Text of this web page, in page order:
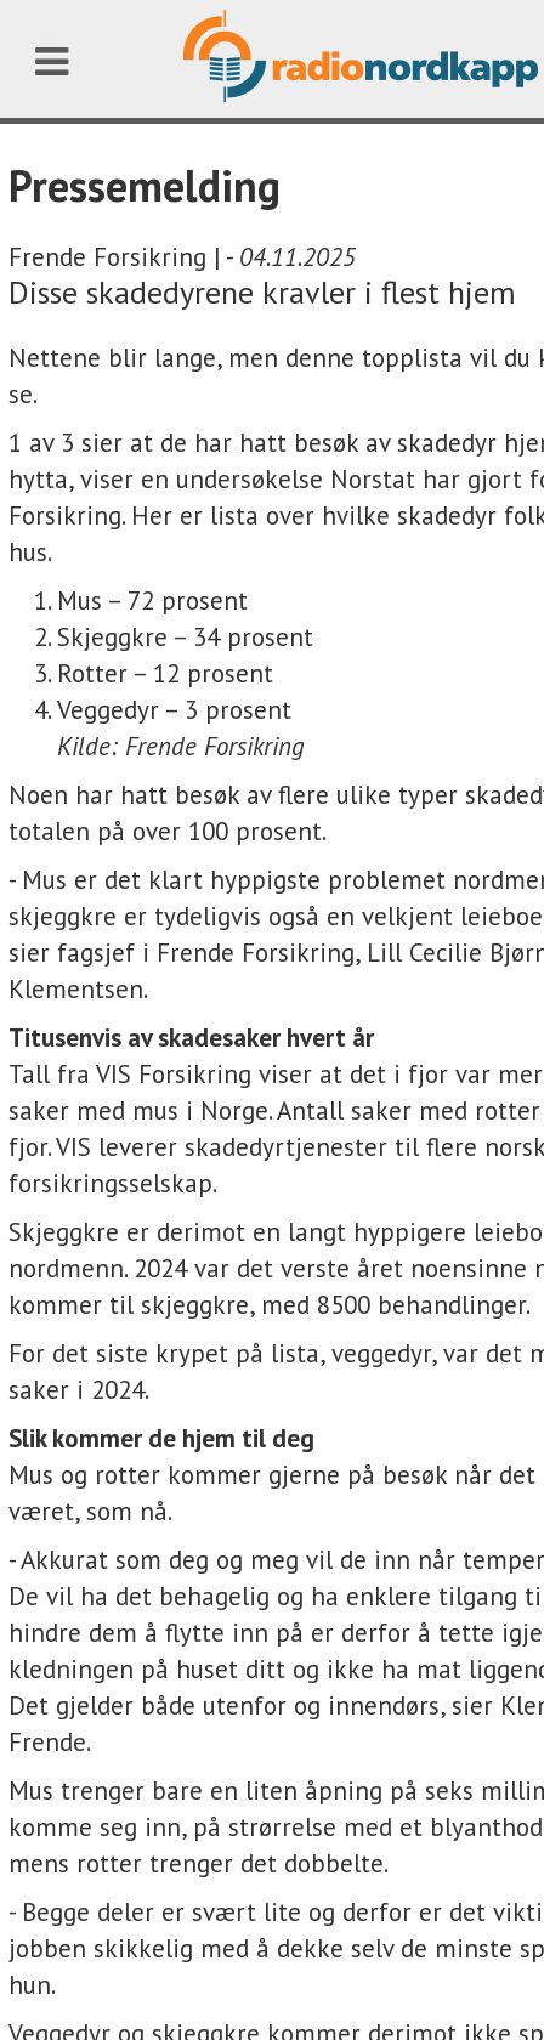
Pressemelding
Frende Forsikring | - 04.11.2025
Disse skadedyrene kravler i flest hjem
Nettene blir lange, men denne topplista vil du
se.
1 av 3 sier at de har hatt besøk av skadedyr
hytta, viser en undersøkelse Norstat har gjort
Forsikring. Her er lista over hvilke skadedyr
hus.
Mus – 72 prosent
Skjeggkre – 34 prosent
Rotter – 12 prosent
Veggedyr – 3 prosent
Kilde: Frende Forsikring
Noen har hatt besøk av flere ulike typer
totalen på over 100 prosent.
- Mus er det klart hyppigste problemet
skjeggkre er tydeligvis også en velkjent
sier fagsjef i Frende Forsikring, Lill Cecilie
Klementsen.
Titusenvis av skadesaker hvert år
Tall fra VIS Forsikring viser at det i fjor var
saker med mus i Norge. Antall saker med
fjor. VIS leverer skadedyrtjenester til flere
forsikringsselskap.
Skjeggkre er derimot en langt hyppigere
nordmenn. 2024 var det verste året noensinne
kommer til skjeggkre, med 8500 behandlinger.
For det siste krypet på lista, veggedyr, var det
saker i 2024.
Slik kommer de hjem til deg
Mus og rotter kommer gjerne på besøk når
været, som nå.
- Akkurat som deg og meg vil de inn når
De vil ha det behagelig og ha enklere tilgang
hindre dem å flytte inn på er derfor å tette
kledningen på huset ditt og ikke ha mat
Det gjelder både utenfor og innendørs, sier
Frende.
Mus trenger bare en liten åpning på seks
komme seg inn, på strørrelse med et
mens rotter trenger det dobbelte.
- Begge deler er svært lite og derfor er det
jobben skikkelig med å dekke selv de minste
hun.
Veggedyr og skjeggkre kommer derimot ikke